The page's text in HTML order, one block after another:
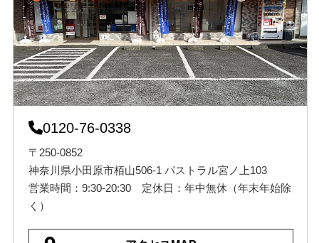
0120-76-0338
〒250-0852
神奈川県小田原市栢山506-1 パストラル宮ノ上103
営業時間：9:30-20:30 定休日：年中無休（年末年始除
く）